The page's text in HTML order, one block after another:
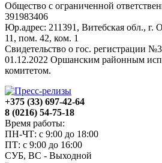
Общество с ограниченной
391983406
Юр.адрес: 211391, Витебская обл., г.
11, пом. 42, ком. 1
Свидетельство о гос. регистрации
01.12.2022 Оршанским районным
комитетом.
+375 (33) 697-42-64
8 (0216) 54-75-18
Время работы:
ПН-ЧТ: с 9:00 до 18:00
ПТ: с 9:00 до 16:00
СУБ, ВС - Выходной